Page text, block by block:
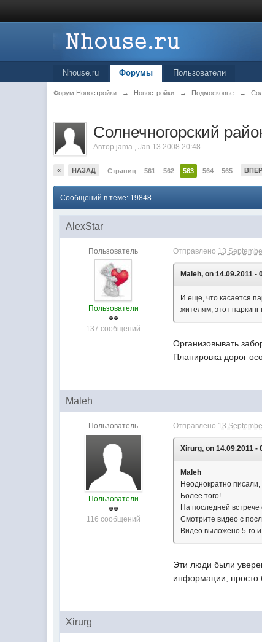
Nhouse.ru Форумы Пользователи
Форум Новостройки → Новостройки → Подмосковье →
.
Cолнечногорский
Автор jama ,Jan 13 2008 20:48
« НАЗАД Страниц 561 562 563 564 565
Сообщений в теме: 19848
AlexStar
Пользователь
Пользователи
137 сообщений
Отправлено 13
Maleh, on 14.09.2011 -
И еще, что касается
жителям, этот
Организовывать
Планировка дорог
Maleh
Пользователь
Пользователи
116 сообщений
Отправлено 13
Xirurg, on 14.09.2011 -
Maleh
Неоднократно
Более того!
На последней
Смотрите видео с
Видео выложено 5-го
Эти люди были
информации,
Xirurg